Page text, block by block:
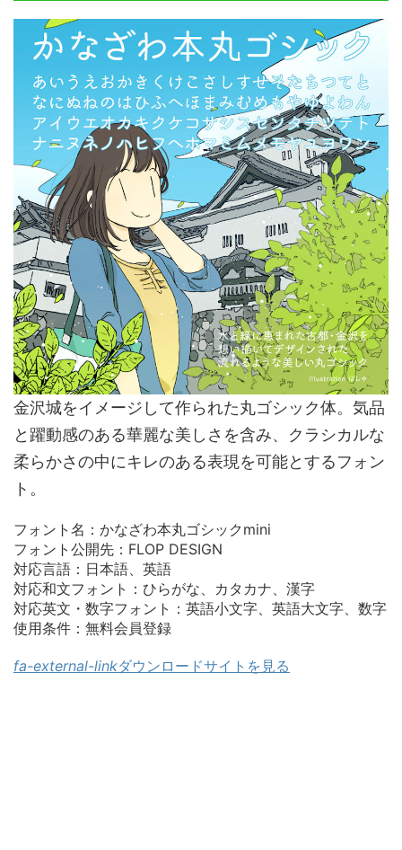
金沢城をイメージして作られた丸ゴシック体。気品
と躍動感のある華麗な美しさを含み、クラシカルな
柔らかさの中にキレのある表現を可能とするフォン
ト。
フォント名：かなざわ本丸ゴシックmini
フォント公開先：FLOP DESIGN
対応言語：日本語、英語
対応和文フォント：ひらがな、カタカナ、漢字
対応英文・数字フォント：英語小文字、英語大文字、数字
使用条件：無料会員登録
fa-external-linkダウンロードサイトを見る